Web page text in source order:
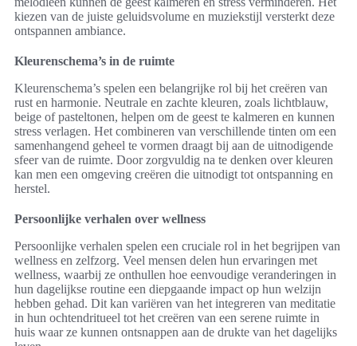
kiezen van de juiste geluidsvolume en muziekstijl versterkt deze
ontspannen ambiance.
Kleurenschema’s in de ruimte
Kleurenschema’s spelen een belangrijke rol bij het creëren van
rust en harmonie. Neutrale en zachte kleuren, zoals lichtblauw,
beige of pasteltonen, helpen om de geest te kalmeren en kunnen
stress verlagen. Het combineren van verschillende tinten om een
samenhangend geheel te vormen draagt bij aan de uitnodigende
sfeer van de ruimte. Door zorgvuldig na te denken over kleuren
kan men een omgeving creëren die uitnodigt tot ontspanning en
herstel.
Persoonlijke verhalen over wellness
Persoonlijke verhalen spelen een cruciale rol in het begrijpen van
wellness en zelfzorg. Veel mensen delen hun ervaringen met
wellness, waarbij ze onthullen hoe eenvoudige veranderingen in
hun dagelijkse routine een diepgaande impact op hun welzijn
hebben gehad. Dit kan variëren van het integreren van meditatie
in hun ochtendritueel tot het creëren van een serene ruimte in
huis waar ze kunnen ontsnappen aan de drukte van het dagelijks